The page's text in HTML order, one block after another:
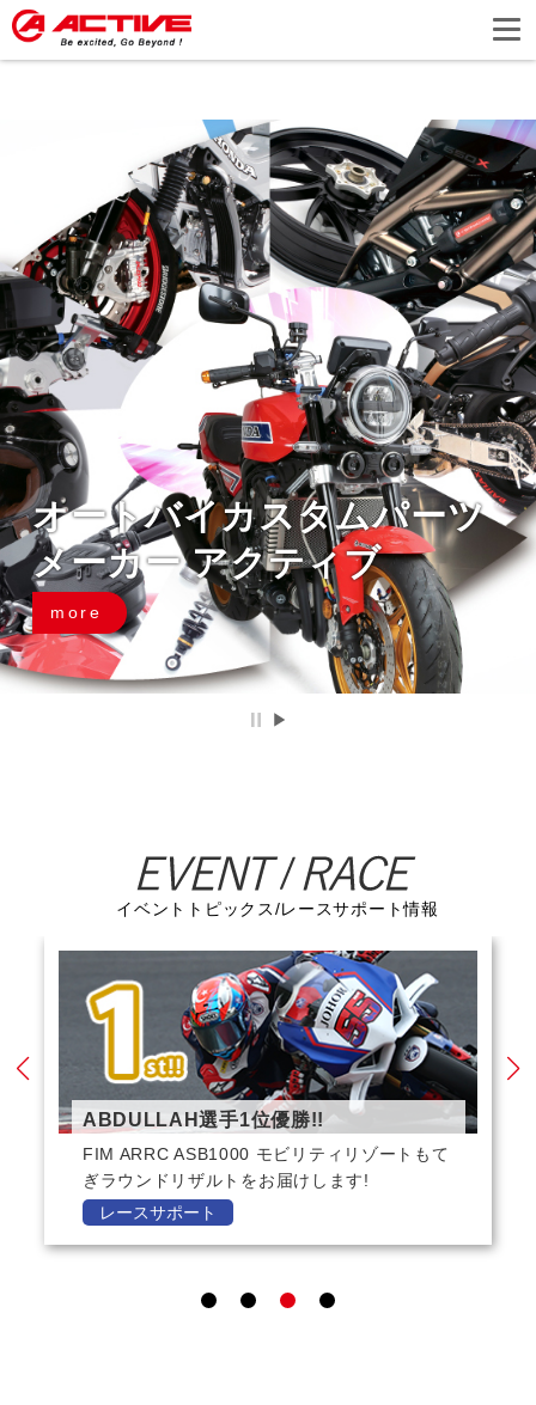
オートバイカスタムパーツ
メーカー アクティブ
more
イベントトピックス/レースサポート情報
ABDULLAH選手1位優勝!!
FIM ARRC ASB1000 モビリティリゾートもて
ぎラウンドリザルトをお届けします!
レースサポート